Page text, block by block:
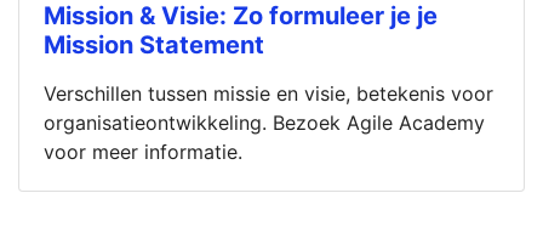
Mission & Visie: Zo formuleer je je
Mission Statement
Verschillen tussen missie en visie, betekenis voor
organisatieontwikkeling. Bezoek Agile Academy
voor meer informatie.